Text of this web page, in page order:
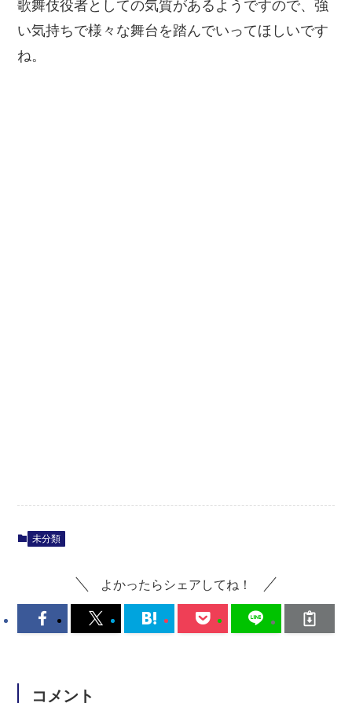
歌舞伎役者としての気質があるようですので、強
い気持ちで様々な舞台を踏んでいってほしいです
ね。
未分類
よかったらシェアしてね！
コメント